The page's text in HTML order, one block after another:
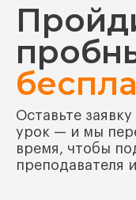
Оставьте
урок — и мы
время, чтобы
преподавателя